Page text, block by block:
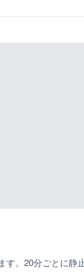
す。20分ごとに静